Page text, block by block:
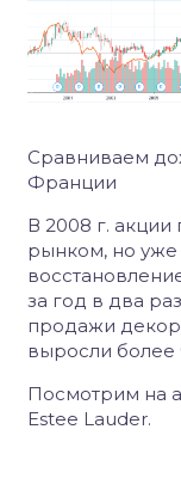
Сравниваем
Франции
В 2008 г.
рынком, но уже
за год в два
продажи
выросли более
Посмотрим на
Estee Lauder.